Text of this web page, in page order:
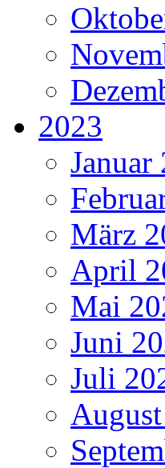
2023
Januar
März
April
Mai
Juni
Juli